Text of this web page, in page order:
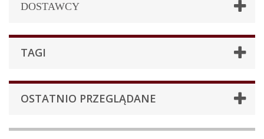
DOSTAWCY
TAGI
OSTATNIO PRZEGLĄDANE